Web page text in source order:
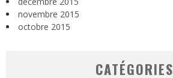
novembre 2015
octobre 2015
CATÉGORIES